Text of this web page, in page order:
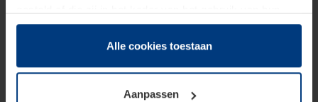
dienstverlening hebben verzameld.
Juridisch zijn wij gerechtigd om cookies op uw computer
onze pagina's absoluut noodzakelijk is. Voor alle andere
soorten cookies is uw toestemming vereist. Uw
Alle cookies toestaan
Aanpassen